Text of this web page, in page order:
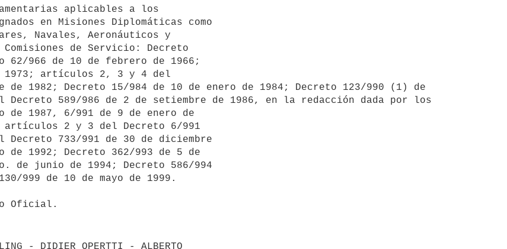
en Misiones Diplomáticas como
Navales, Aeronáuticos y
de Servicio: Decreto
62/966 de 10 de febrero de 1966;
1973; artículos 2, 3 y 4 del
de 1982; Decreto 15/984 de 10 de enero de 1984; Decreto 123/990 (1) de
589/986 de 2 de setiembre de 1986, en la redacción dada por los
de 1987, 6/991 de 9 de enero de
artículos 2 y 3 del Decreto 6/991
733/991 de 30 de diciembre
de 1992; Decreto 362/993 de 5 de
de junio de 1994; Decreto 586/994
999 de 10 de mayo de 1999.
Oficial.
- DIDIER OPERTTI - ALBERTO